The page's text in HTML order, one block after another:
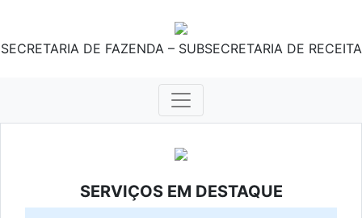
SECRETARIA DE FAZENDA – SUBSECRETARIA DE RECEITA
SERVIÇOS EM DESTAQUE